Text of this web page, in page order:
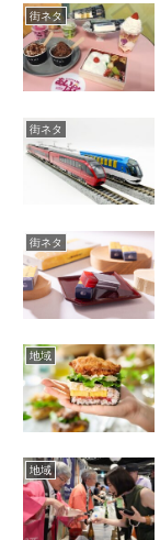
街ネタ
街ネタ
街ネタ
地域
地域